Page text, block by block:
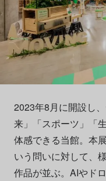
2023年8月に開設し
来」「スポーツ」「
体感できる当館。本
いう問いに対して、
作品が並ぶ。AIやド